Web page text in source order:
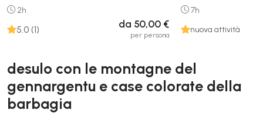
2h
5.0 (1) da 50,00 €
per persona
7h
nuova attività
desulo con le montagne del
gennargentu e case colorate della
barbagia